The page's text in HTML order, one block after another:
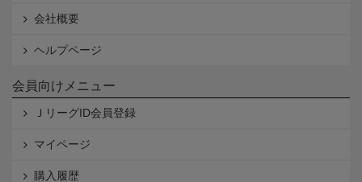
会社概要
ヘルプページ
会員向けメニュー
ＪリーグID会員登録
マイページ
購入履歴